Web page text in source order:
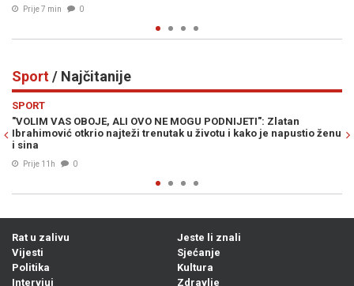
Sport/ Najčitanije
NE MOGU PODNIJETI": Zlatan
u životu i kako je napustio ženu
NA POMOLU JE
mogao ostati bez unosnog
Rat u zalivu
Vijesti
Politika
Intervjui
Jeste li znali
Sjećanje
Kultura
Zdravlje